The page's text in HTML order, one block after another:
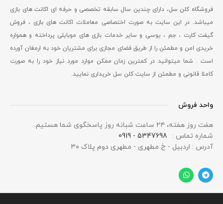
فروشگاه کلن سل، دارای چندین سال سابقه تخصصی و حرفه ای اکانت های بازی
میباشد. در این سایت به صورت اختصاصی معاملات اکانت های بازی ، فروش
گیفت کارت ، جم ، یوسی و سایر خدمات بازی های موبایلی پرداخته و همواره
خریدی امن و مطمئن را از طریق فضای مجازی برای مشتریان خود به ارمغان آورده
است . شما میتوانید در کمترین زمان ممکن موارد مورد نیاز خود را به صورت
کاملا قانونی و مطمئن از سایت کلن سل خریداری نمایید.
واحد فروش
هفت روز هفته، ۲۴ ساعت شبانه‌ روز پاسخگوی شما هستیم.
شماره تماس :
5347698 - 0919
آدرس : اردبیل - خ مطهری - مطهری دوم پلاک ۳۰